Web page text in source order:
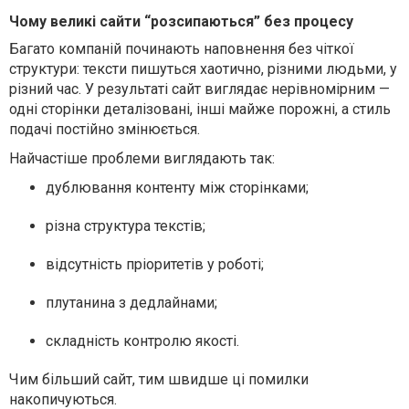
Чому великі сайти “розсипаються” без процесу
Багато компаній починають наповнення без чіткої
структури: тексти пишуться хаотично, різними людьми, у
різний час. У результаті сайт виглядає нерівномірним —
одні сторінки деталізовані, інші майже порожні, а стиль
подачі постійно змінюється.
Найчастіше проблеми виглядають так:
дублювання контенту між сторінками;
різна структура текстів;
відсутність пріоритетів у роботі;
плутанина з дедлайнами;
складність контролю якості.
Чим більший сайт, тим швидше ці помилки
накопичуються.